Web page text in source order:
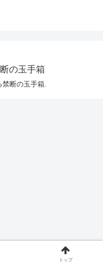
の玉手箱
断の玉手箱.
トップ